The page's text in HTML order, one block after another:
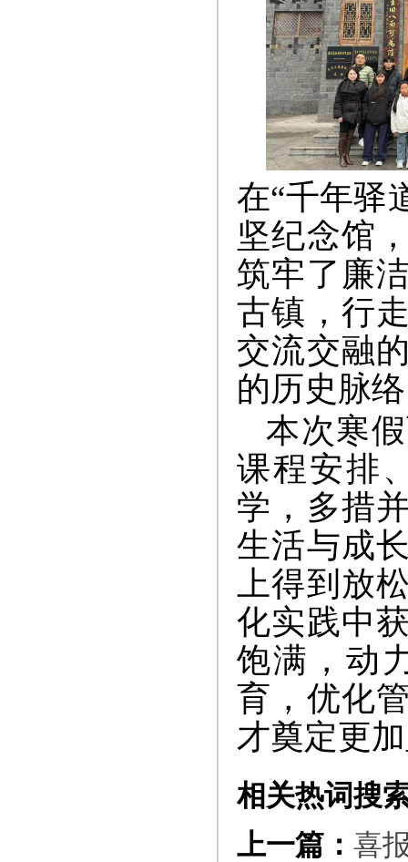
在“千年驿
坚纪念馆
筑牢了廉
古镇，行
交流交融
的历史脉
本次寒
课程安排
学，多措
生活与成
上得到放
化实践中
饱满，动
育，优化
才奠定更
相关热词搜
上一篇：喜